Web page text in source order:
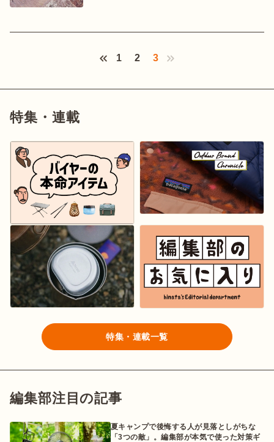
1 2 3
特集・連載
特集・連載一覧
編集部注目の記事
夏キャンプで後悔する人が見落としがちな
「3つの敵」。編集部が本気で使った対策ギ